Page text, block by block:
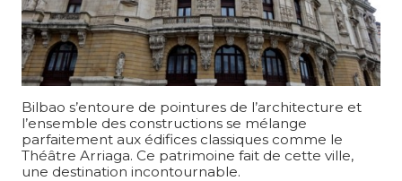
Bilbao s’entoure de pointures de l’architecture et
l’ensemble des constructions se mélange
parfaitement aux édifices classiques comme le
Théâtre Arriaga. Ce patrimoine fait de cette ville,
une destination incontournable.